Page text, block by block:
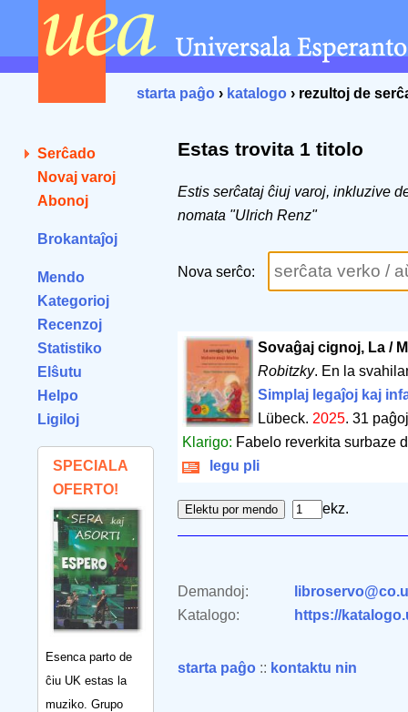
starta paĝo › katalogo › rezultoj de
Serĉado
Novaj varoj
Abonoj
Brokantaĵoj
Mendo
Kategorioj
Recenzoj
Statistiko
Elŝutu
Helpo
Ligiloj
SPECIALA
OFERTO!
Esenca parto de
ĉiu UK estas la
muziko. Grupo
Estas trovita 1 titolo
Estis serĉataj ĉiuj varoj, inkluzive
nomata "Ulrich Renz"
Nova serĉo:
Sovaĝaj cignoj, La /
Robitzky. En la
Simplaj legaĵoj kaj
Lübeck. 2025.31
Klarigo: Fabelo reverkita surbaze
legu pli
ekz.
Demandoj:
Katalogo:
https://
starta paĝo :: kontaktu nin